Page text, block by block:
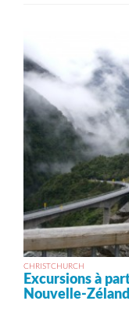
CHRISTCHURCH
Excursions à
Nouvelle-